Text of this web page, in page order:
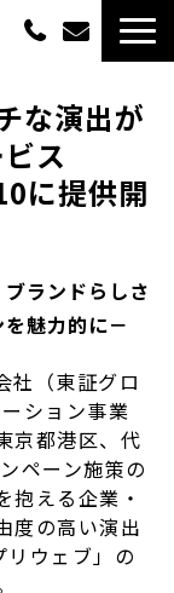
な演出が
ス
に提供開
ランドらしさ
魅力的に－
社（東証グロ
ション事業
京都港区、代
ペーン施策の
抱える企業・
度の高い演出
ウェブ」の